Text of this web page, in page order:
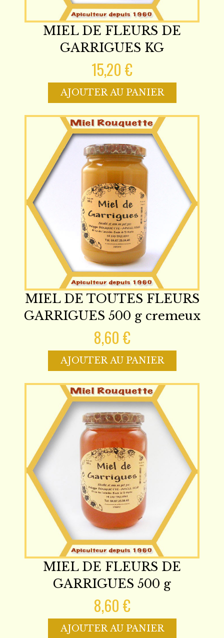
MIEL DE FLEURS DE
GARRIGUES KG
15,20 €
AJOUTER AU PANIER
MIEL DE TOUTES FLEURS
GARRIGUES 500 g cremeux
8,60 €
AJOUTER AU PANIER
MIEL DE FLEURS DE
GARRIGUES 500 g
8,60 €
AJOUTER AU PANIER